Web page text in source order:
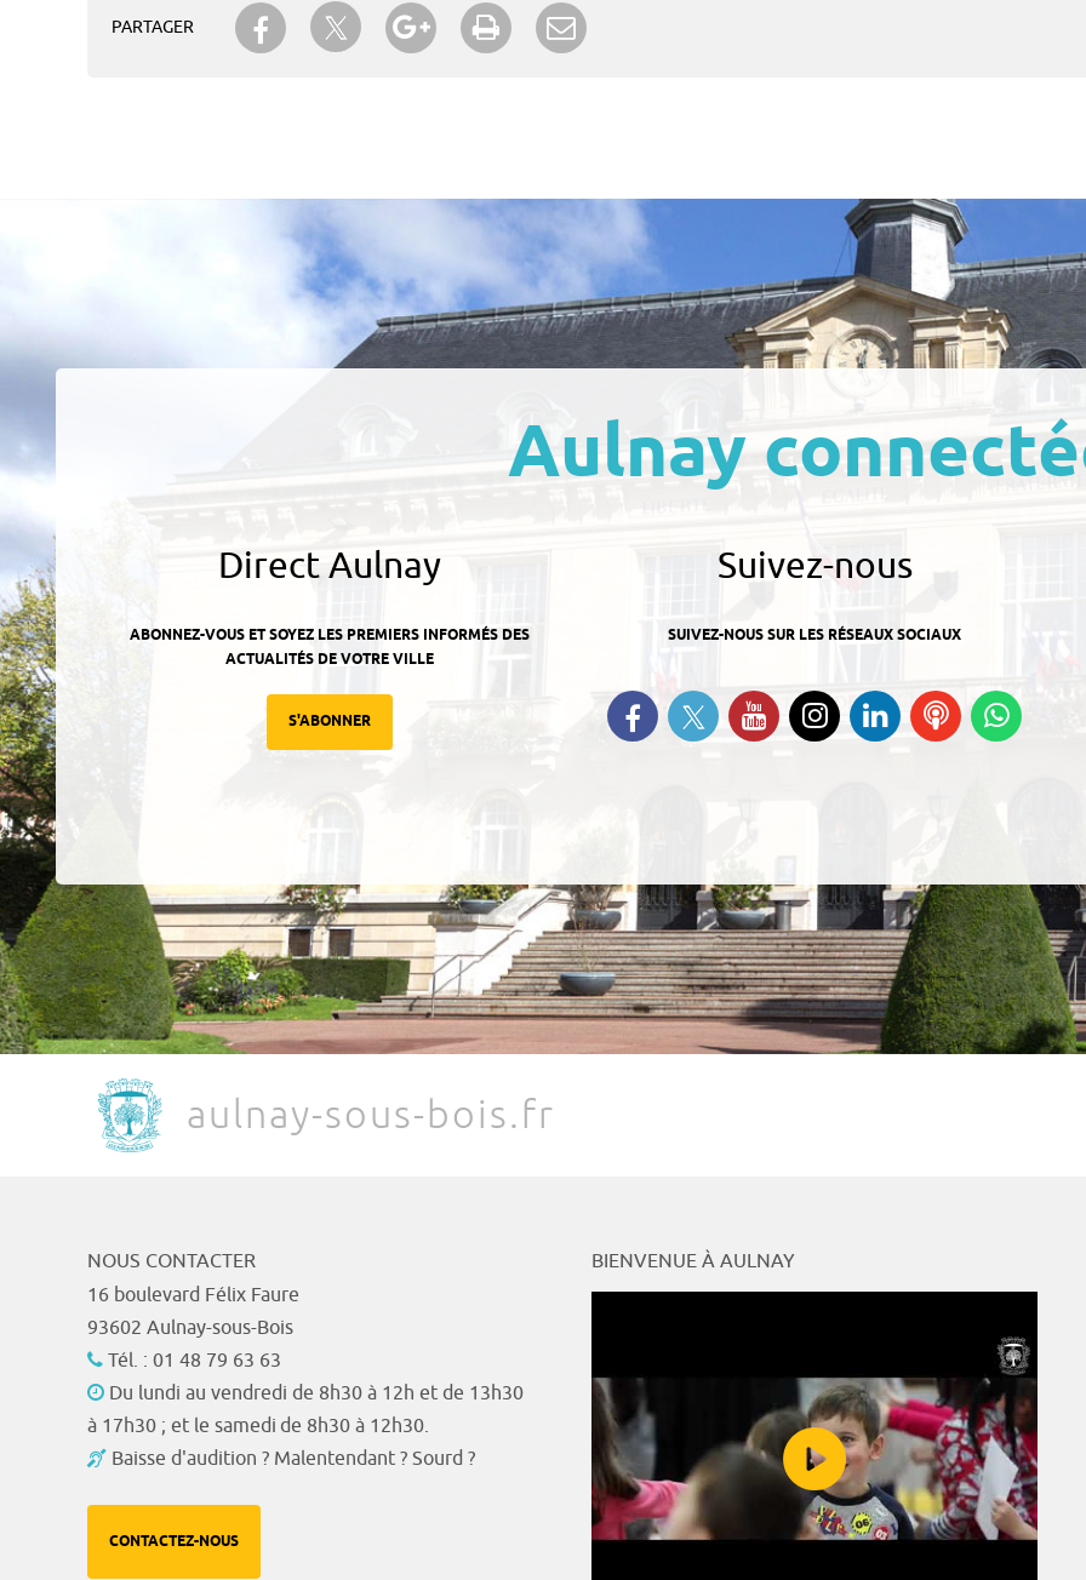
PARTAGER
Partager sur Facebook
Partager sur TwitterPartager sur Google+
Imprimer
Aulnay
Direct Aulnay
ABONNEZ-VOUS ET SOYEZ LES PREMIERS INFORMÉS DES
ACTUALITÉS DE VOTRE VILLE
S'ABONNER
Suivez-nous
SUIVEZ-NOUS SUR LES RÉSEAUX SOCIAUX
Retrouvez-nous sur Facebook
Suivez-nous sur Twitter
Suivez-nous sur YouTube
Suivez-nous sur
Instagram
Retrouvez-nous
sur Linkedin
Ecoutez
nos
aulnay-sous-bois.fr
NOUS CONTACTER
16 boulevard Félix Faure
93602 Aulnay-sous-Bois
Tél. : 01 48 79 63 63
Du lundi au vendredi de 8h30 à 12h et de 13h30
à 17h30 ; et le samedi de 8h30 à 12h30.
Baisse d'audition ? Malentendant ? Sourd ?
CONTACTEZ-NOUS
BIENVENUE À AULNAY